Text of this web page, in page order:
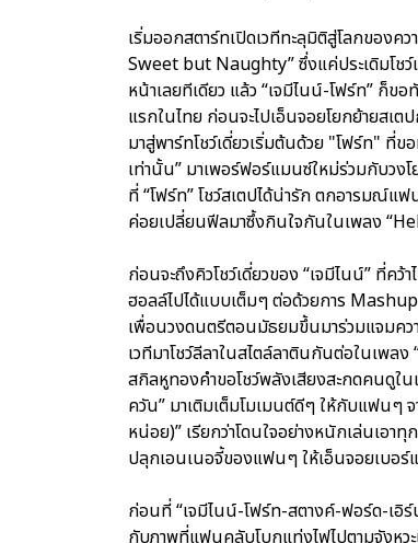
เริ่มออกสตาร์ทเปิดเวทีทะลุมิติสู่โลกของค
Sweet but Naughty” ซึ่งแค่ประเดิมโช
หน้าเลยทีเดียว แล้ว “เจมีไนน์-โฟร์ท” ก็
แรกในไทย ก่อนจะไปเอ็นจอยโยกย้ายส
มาสู่พาร์ทโชว์เดี่ยวเริ่มต้นด้วย "โฟร์ท" ที่
เท่านั้น” มาเพอร์ฟอร์แมนซ์ใหม่ร่วมกับวง
ที่ “โฟร์ท” โชว์สเตปได้น่ารัก ตกอารมณ์แ
ค่อยเปลี่ยนฟีลมาซึ้งกินใจกันในเพลง
ก่อนจะถึงคิวโชว์เดี่ยวของ “เจมีไนน์” ที่คว้
ฮอลล์ไปได้แบบเต็มๆ ต่อด้วยการ
เพื่อนวงดนตรีตอนมัธยมขึ้นมาร่วมแจมคว
เวทีมาโชว์ลีลาในสไตล์ลาตินกันต่อในเพ
สกิลหูทองคำขอโชว์พลังเสียงสะกดคนดูใน
ควัน” มาเติมเต็มโมเมนต์ดีๆ ให้กับแฟนๆ
หน่อย)” เรียกว่าโดนใจอย่างหนักเล่นเอ
ปลุกเอนเนอจี้ของแฟนๆ ให้เอ็นจอยเบอร์
ก่อนที่ “เจมีไนน์-โฟร์ท-สตางค์-ฟอร์ด-เอิร์
กับภาพที่แฟนคลับโบกแท่งไฟไปตามจังห